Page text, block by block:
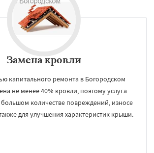
Замена кровли
капитального ремонта в Богородском
не менее 40% кровли, поэтому услуга
количестве повреждений, износе
для улучшения характеристик крыши.